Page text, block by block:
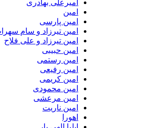
امیرعلی بهادری
امین
امین پارسی
امین تیرزاد و سام
امین تیرزاد و علی فلاح
امین حبیبی
امین رستمی
امین رفیعی
امین کریمی
امین محمودی
امین مرعشی
امین ناریت
اهورا